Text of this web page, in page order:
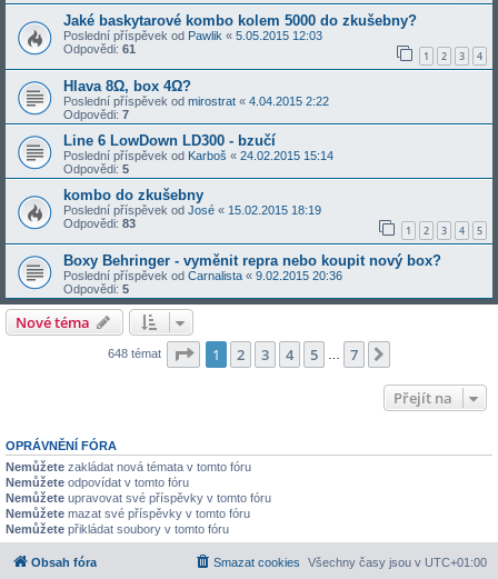
Jaké baskytarové kombo kolem 5000 do zkušebny?
Poslední příspěvek od Pawlik « 5.05.2015 12:03
Odpovědi: 61 1 2 3 4
Hlava 8Ω, box 4Ω?
Poslední příspěvek od mirostrat « 4.04.2015 2:22
Odpovědi: 7
Line 6 LowDown LD300 - bzučí
Poslední příspěvek od Karboš « 24.02.2015 15:14
Odpovědi: 5
kombo do zkušebny
Poslední příspěvek od José « 15.02.2015 18:19
Odpovědi: 83 1 2 3 4 5
Boxy Behringer - vyměnit repra nebo koupit nový box?
Poslední příspěvek od Carnalista « 9.02.2015 20:36
Odpovědi: 5
Nové téma
648 témat Stránka z
1 2 3 4 5 7
Přejít na
OPRÁVNĚNÍ FÓRA
Nemůžete zakládat nová témata v tomto fóru
Nemůžete odpovídat v tomto fóru
Nemůžete upravovat své příspěvky v tomto fóru
Nemůžete mazat své příspěvky v tomto fóru
Nemůžete přikládat soubory v tomto fóru
Obsah fóra Všechny časy jsou v UTC+01:00
Smazat cookies